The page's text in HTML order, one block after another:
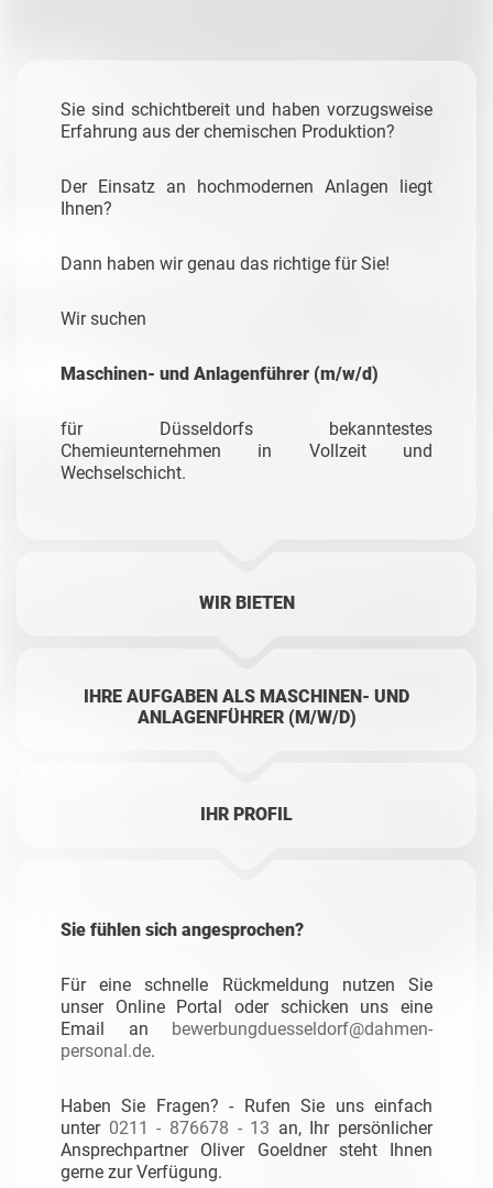
Sie sind schichtbereit und haben vorzugsweise
Erfahrung aus der chemischen Produktion?
Der Einsatz an hochmodernen Anlagen liegt
Ihnen?
Dann haben wir genau das richtige für Sie!
Wir suchen
Maschinen- und Anlagenführer (m/w/d)
für Düsseldorfs bekanntestes
Chemieunternehmen in Vollzeit und
Wechselschicht.
WIR BIETEN
IHRE AUFGABEN ALS MASCHINEN- UND
ANLAGENFÜHRER (M/W/D)
IHR PROFIL
Sie fühlen sich angesprochen?
Für eine schnelle Rückmeldung nutzen Sie
unser Online Portal oder schicken uns eine
Email an bewerbungduesseldorf@dahmen-
personal.de.
Haben Sie Fragen? - Rufen Sie uns einfach
unter 0211 - 876678 - 13 an, Ihr persönlicher
Ansprechpartner Oliver Goeldner steht Ihnen
gerne zur Verfügung.